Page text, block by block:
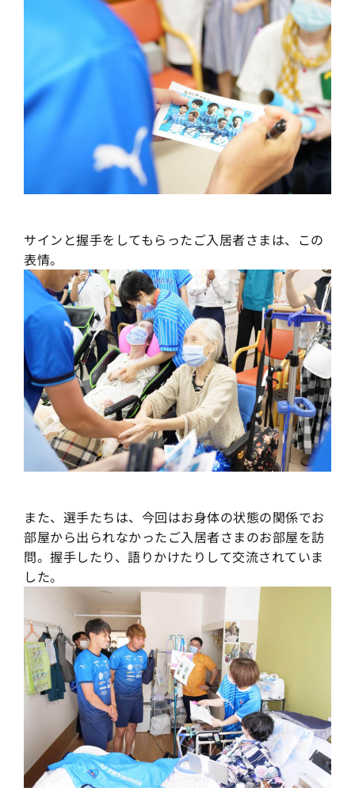
サインと握手をしてもらったご入居者さまは、この
表情。
また、選手たちは、今回はお身体の状態の関係でお
部屋から出られなかったご入居者さまのお部屋を訪
問。握手したり、語りかけたりして交流されていま
した。